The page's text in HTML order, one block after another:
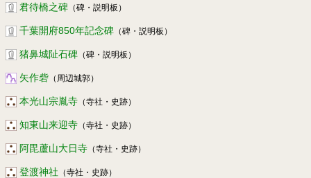
君待橋之碑 （碑・説明板）
千葉開府850年記念碑 （碑・説明板）
猪鼻城阯石碑 （碑・説明板）
矢作砦 （周辺城郭）
本光山宗胤寺 （寺社・史跡）
知東山来迎寺 （寺社・史跡）
阿毘蘆山大日寺 （寺社・史跡）
登渡神社 （寺社・史跡）